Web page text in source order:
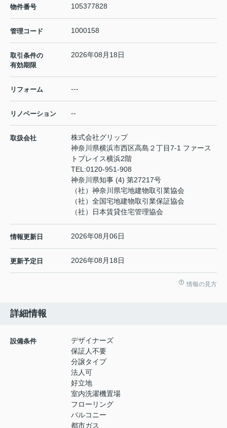
物件番号 105377828
管理コード 1000158
取引条件の
有効期限
2026年08月18日
リフォーム ---
リノベーション --
取扱会社
株式会社グリップ
神奈川県横浜市西区高島２丁目7-1 ファース
トプレイス横浜2階
TEL:0120-951-908
神奈川県知事 (4) 第27217号
（社）神奈川県宅地建物取引業協会
（社）全国宅地建物取引業保証協会
（社）日本賃貸住宅管理協会
情報更新日 2026年08月06日
更新予定日 2026年08月18日
情報の見方
詳細情報
設備条件
デザイナーズ
保証人不要
分譲タイプ
法人可
好立地
室内洗濯機置場
フローリング
バルコニー
都市ガス